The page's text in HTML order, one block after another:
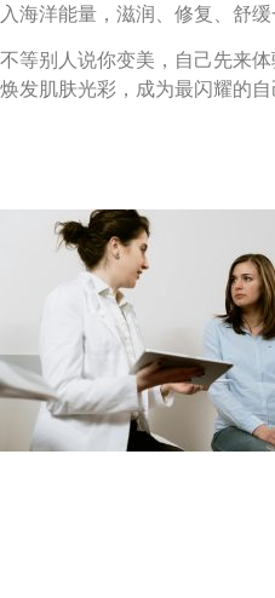
入海洋能量，滋润、修复、舒
不等别人说你变美，自己先来
焕发肌肤光彩，成为最闪耀的自